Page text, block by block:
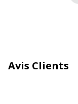
Hauteur
Avis Clients